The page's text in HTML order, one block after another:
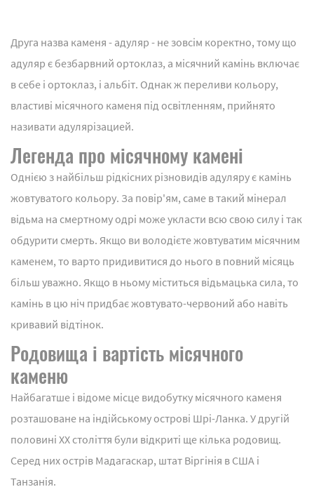
Друга назва каменя - адуляр - не зовсім коректно, тому що
адуляр є безбарвний ортоклаз, а місячний камінь включає
в себе і ортоклаз, і альбіт. Однак ж переливи кольору,
властиві місячного каменя під освітленням, прийнято
називати адулярізацией.
Легенда про місячному камені
Однією з найбільш рідкісних різновидів адуляру є камінь
жовтуватого кольору. За повір'ям, саме в такий мінерал
відьма на смертному одрі може укласти всю свою силу і так
обдурити смерть. Якщо ви володієте жовтуватим місячним
каменем, то варто придивитися до нього в повний місяць
більш уважно. Якщо в ньому міститься відьмацька сила, то
камінь в цю ніч придбає жовтувато-червоний або навіть
кривавий відтінок.
Родовища і вартість місячного
каменю
Найбагатше і відоме місце видобутку місячного каменя
розташоване на індійському острові Шрі-Ланка. У другій
половині XX століття були відкриті ще кілька родовищ.
Серед них острів Мадагаскар, штат Віргінія в США і
Танзанія.